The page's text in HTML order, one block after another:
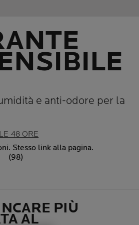
e anti-odore per la
48 ORE
Stesso link alla pagina.
(98)
PIÙ
AL